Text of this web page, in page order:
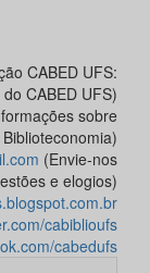
CABED UFS:
CABED UFS)
sobre
(Envie-nos
e elogios)
cabiblioufs
cabedufs